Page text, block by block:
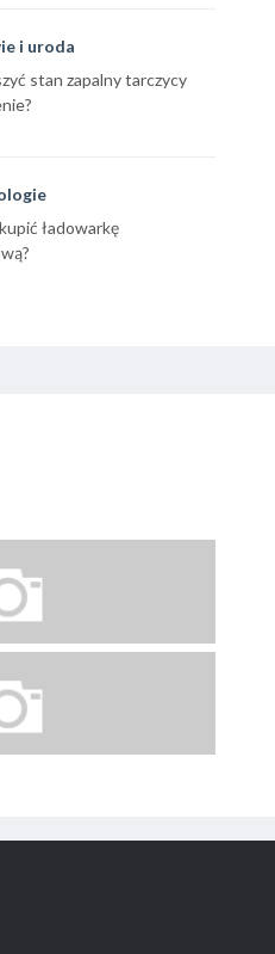
i uroda
stan zapalny tarczycy
ładowarkę